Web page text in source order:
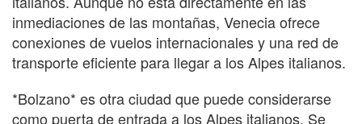
inmediaciones de las montañas, Venecia ofrece
conexiones de vuelos internacionales y una red de
transporte eficiente para llegar a los Alpes italianos.
*Bolzano* es otra ciudad que puede considerarse
como puerta de entrada a los Alpes italianos. Se